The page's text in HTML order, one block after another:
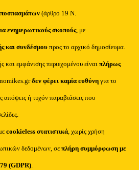
(άρθρο 19 Ν.
ενημερωτικούς σκοπούς, με
και συνδέσμουπρος το αρχικό δημοσίευμα.
και εμφάνισης περιεχομένου είναιπλήρως
δεν φέρει καμία ευθύνη για το
απόψεις ή τυχόν παραβιάσεις που
cookieless στατιστικά, χωρίς χρήση
δεδομένων, σεπλήρη συμμόρφωση με
(GDPR).